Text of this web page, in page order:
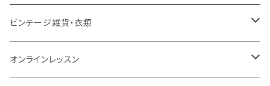
ベスト
ジャケット
ターバン
ブローチ
器
キッチン雑貨
トンガバスケット
ウォールハンガー
照明
glass accessory tubu
fuji-gallery
マスキングテープ
ウィリアムモリス
壁紙
ビンテージ雑貨・衣類
食器
オンラインレッスン